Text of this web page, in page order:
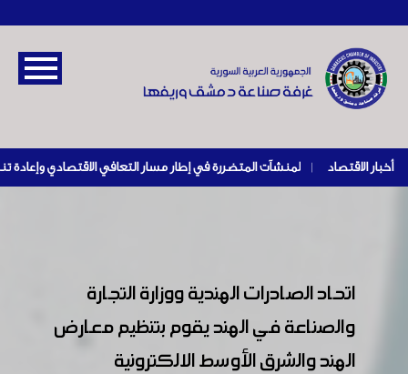
أخبار الاقتصاد |
اتحاد الصادرات الهندية ووزارة التجارة
والصناعة في الهند يقوم بتنظيم معارض
الهند والشرق الأوسط الالكترونية